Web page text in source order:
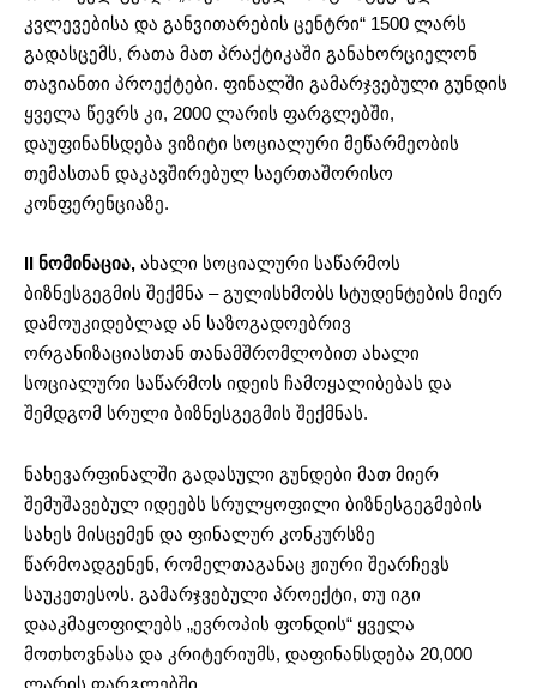
კვლევებისა და განვითარების ცენტრი“ 1500 ლარს
გადასცემს, რათა მათ პრაქტიკაში განახორციელონ
თავიანთი პროექტები. ფინალში გამარჯვებული გუნდის
ყველა წევრს კი, 2000 ლარის ფარგლებში,
დაუფინანსდება ვიზიტი სოციალური მეწარმეობის
თემასთან დაკავშირებულ საერთაშორისო
კონფერენციაზე.
II ნომინაცია, ახალი სოციალური საწარმოს
ბიზნესგეგმის შექმნა – გულისხმობს სტუდენტების მიერ
დამოუკიდებლად ან საზოგადოებრივ
ორგანიზაციასთან თანამშრომლობით ახალი
სოციალური საწარმოს იდეის ჩამოყალიბებას და
შემდგომ სრული ბიზნესგეგმის შექმნას.
ნახევარფინალში გადასული გუნდები მათ მიერ
შემუშავებულ იდეებს სრულყოფილი ბიზნესგეგმების
სახეს მისცემენ და ფინალურ კონკურსზე
წარმოადგენენ, რომელთაგანაც ჟიური შეარჩევს
საუკეთესოს. გამარჯვებული პროექტი, თუ იგი
დააკმაყოფილებს „ევროპის ფონდის“ ყველა
მოთხოვნასა და კრიტერიუმს, დაფინანსდება 20,000
ლარის ფარგლებში.